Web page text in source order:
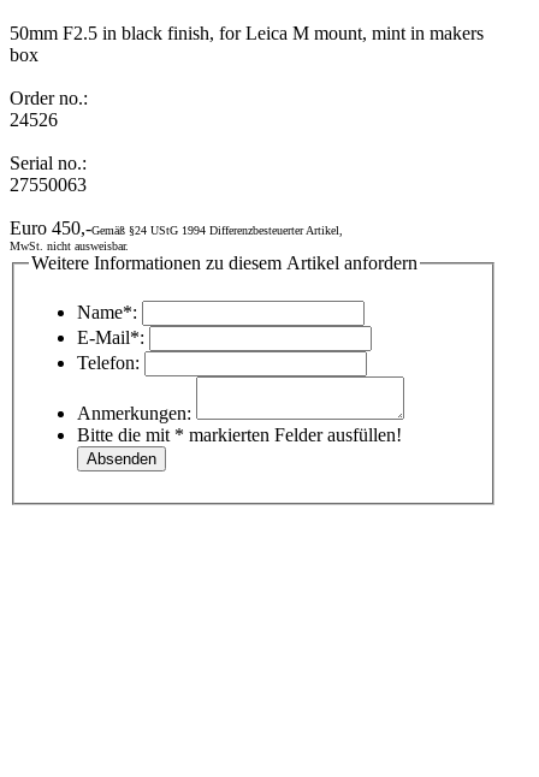
50mm F2.5 in black finish, for Leica M mount, mint in makers
box
Order no.:
24526
Serial no.:
27550063
Euro 450,-Gemäß §24 UStG 1994 Differenzbesteuerter Artikel,
MwSt. nicht ausweisbar.
Weitere Informationen zu diesem Artikel anfordern
Name*:
E-Mail*:
Telefon:
Anmerkungen:
Bitte die mit * markierten Felder ausfüllen!